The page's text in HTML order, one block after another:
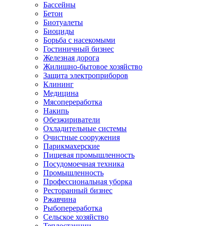
Бассейны
Бетон
Биотуалеты
Биоциды
Борьба с насекомыми
Гостиничный бизнес
Железная дорога
Жилищно-бытовое хозяйство
Защита электроприборов
Клининг
Медицина
Мясопереработка
Накипь
Обезжириватели
Охладительные системы
Очистные сооружения
Парикмахерские
Пищевая промышленность
Посудомоечная техника
Промышленность
Профессиональная уборка
Ресторанный бизнес
Ржавчина
Рыбопереработка
Сельское хозяйство